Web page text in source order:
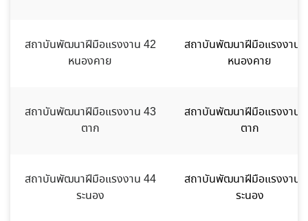
สถาบันพัฒนาฝีมือแรงงาน 42
หนองคาย
สถาบันพัฒนาฝีมือแรงงาน
หนองคาย
สถาบันพัฒนาฝีมือแรงงาน 43
ตาก
สถาบันพัฒนาฝีมือแรงงาน
ตาก
สถาบันพัฒนาฝีมือแรงงาน 44
ระนอง
สถาบันพัฒนาฝีมือแรงงาน
ระนอง